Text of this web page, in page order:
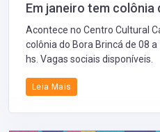
Em janeiro tem colônia
Acontece no Centro Cultural
colônia do Bora Brincá de 08
hs. Vagas sociais disponíveis.
Leia Mais